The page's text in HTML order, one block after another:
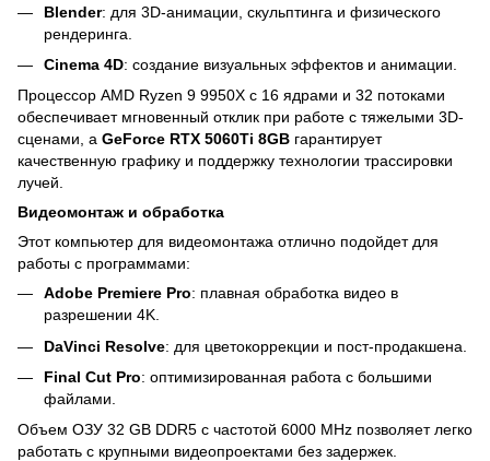
Blender: для 3D-анимации, скульптинга и физического
рендеринга.
Cinema 4D: создание визуальных эффектов и анимации.
Процессор AMD Ryzen 9 9950X с 16 ядрами и 32 потоками
обеспечивает мгновенный отклик при работе с тяжелыми 3D-
сценами, а GeForce RTX 5060Ti 8GB гарантирует
качественную графику и поддержку технологии трассировки
лучей.
Видеомонтаж и обработка
Этот компьютер для видеомонтажа отлично подойдет для
работы с программами:
Adobe Premiere Pro: плавная обработка видео в
разрешении 4K.
DaVinci Resolve: для цветокоррекции и пост-продакшена.
Final Cut Pro: оптимизированная работа с большими
файлами.
Объем ОЗУ 32 GB DDR5 с частотой 6000 MHz позволяет легко
работать с крупными видеопроектами без задержек.